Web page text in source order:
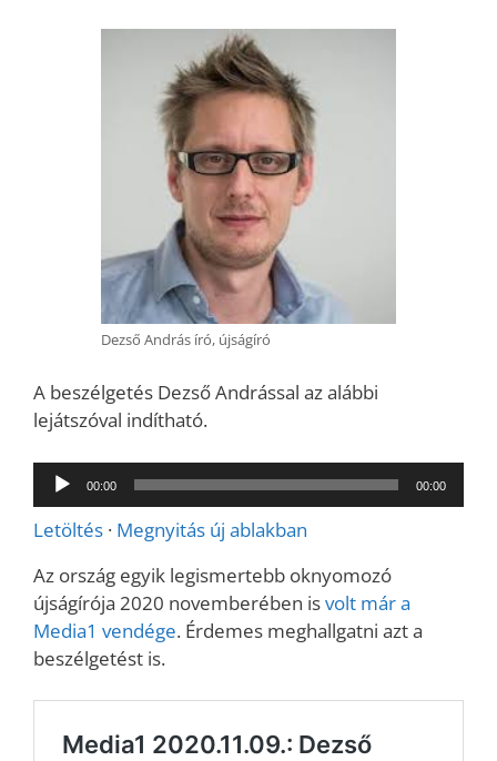
Dezső András író, újságíró
A beszélgetés Dezső Andrással az alábbi
lejátszóval indítható.
Audió
lejátszó
00:00 00:00
Letöltés · Megnyitás új ablakban
Az ország egyik legismertebb oknyomozó
újságírója 2020 novemberében isvolt már a
Media1 vendége. Érdemes meghallgatni azt a
beszélgetést is.